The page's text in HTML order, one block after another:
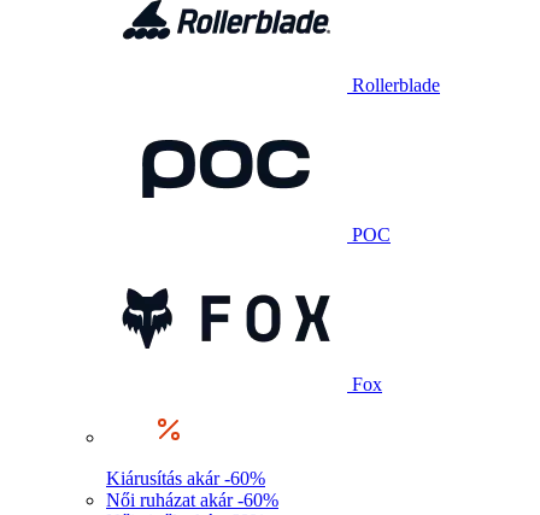
Rollerblade
POC
Fox
Kiárusítás akár -60%
Női ruházat akár -60%